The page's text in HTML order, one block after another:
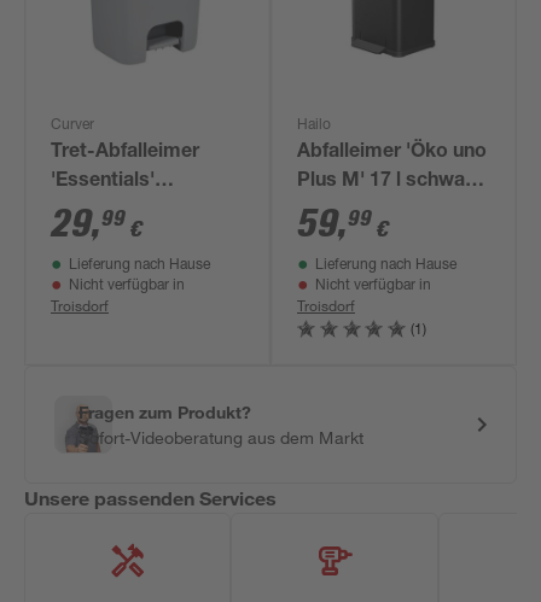
Curver
Tret-Abfalleimer
'Essentials'
dunkelgrau/hellgrau
40 l
29,99 €
Lieferung nach Hause
Nicht verfügbar in
Troisdorf
Hailo
Abfalleimer 'Öko uno
Plus M' 17 l schwarz
matt
59,99 €
Lieferung nach Hause
Nicht verfügbar in
Troisdorf
(1)
Fragen zum Produkt?
Sofort-Videoberatung aus dem Markt
Unsere passenden Services